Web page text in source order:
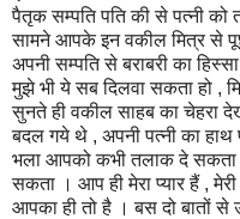
पैतृक सम्पति पति की से पत्नी
सामने आपके इन वकील मित्र से
अपनी सम्पति से बराबरी का
मुझे भी ये सब दिलवा सकता हो ,
सुनते ही वकील साहब का चेहरा
बदल गये थे , अपनी पत्नी का
भला आपको कभी तलाक दे सकता
सकता । आप ही मेरा प्यार हैं , मेरी
आपका ही तो है । बस दो बातों से